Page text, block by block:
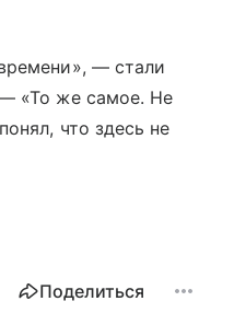
— стали
«То же самое. Не
что здесь не
Поделиться